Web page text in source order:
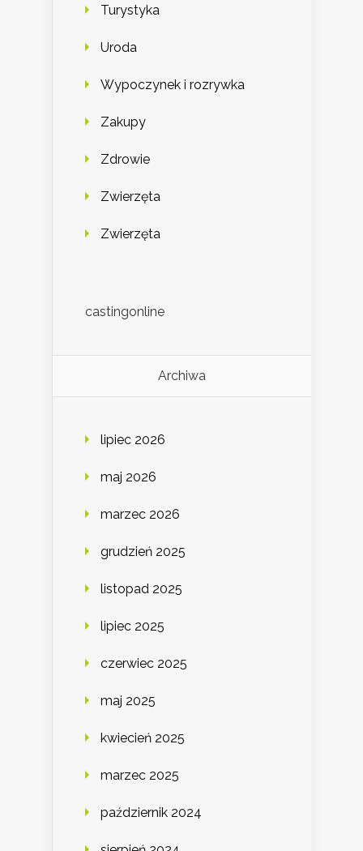
Turystyka
Uroda
Wypoczynek i rozrywka
Zakupy
Zdrowie
Zwierzęta
Zwierzęta
castingonline
Archiwa
lipiec 2026
maj 2026
marzec 2026
grudzień 2025
listopad 2025
lipiec 2025
czerwiec 2025
maj 2025
kwiecień 2025
marzec 2025
październik 2024